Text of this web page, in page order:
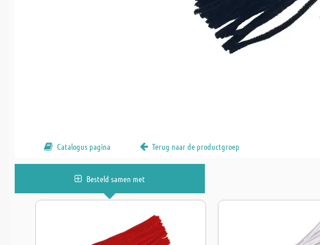
Catalogus pagina Terug naar de productgroep
Besteld samen met